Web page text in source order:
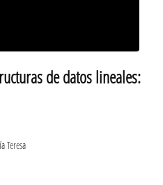
de datos lineales:
Teresa